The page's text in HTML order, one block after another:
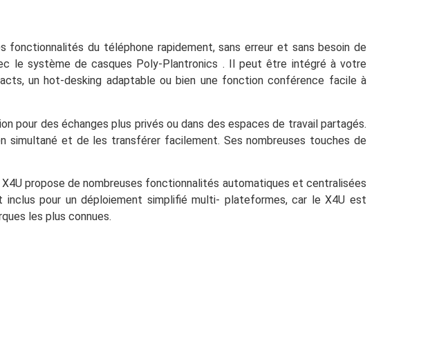
du téléphone rapidement, sans erreur et sans besoin de
le système de casques Poly-Plantronics . Il peut être intégré à votre
un hot-desking adaptable ou bien une fonction conférence facile à
pour des échanges plus privés ou dans des espaces de travail partagés.
et de les transférer facilement. Ses nombreuses touches de
propose de nombreuses fonctionnalités automatiques et centralisées
inclus pour un déploiement simplifié multi- plateformes, car le X4U est
les plus connues.